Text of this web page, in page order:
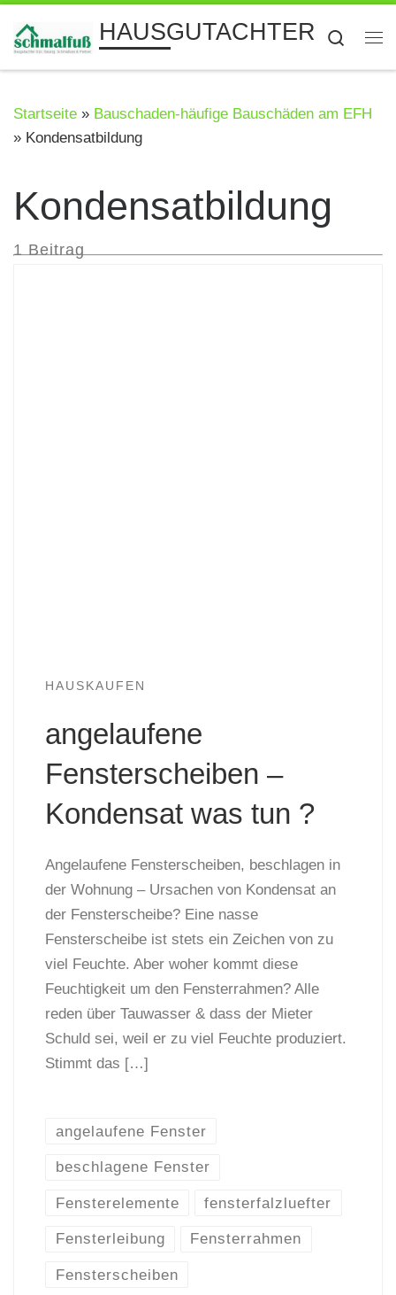
Zum Inhalt springenHAUSGUTACHTER
Search
Startseite » Bauschaden-häufige Bauschäden am EFH
» Kondensatbildung
Kondensatbildung
1 Beitrag
HAUSKAUFEN
angelaufene
Fensterscheiben –
Kondensat was tun ?
Angelaufene Fensterscheiben, beschlagen in
der Wohnung – Ursachen von Kondensat an
der Fensterscheibe? Eine nasse
Fensterscheibe ist stets ein Zeichen von zu
viel Feuchte. Aber woher kommt diese
Feuchtigkeit um den Fensterrahmen? Alle
reden über Tauwasser & dass der Mieter
Schuld sei, weil er zu viel Feuchte produziert.
Stimmt das […]
angelaufene Fenster
beschlagene Fenster
Fensterelemente fensterfalzluefter
Fensterleibung Fensterrahmen
Fensterscheiben